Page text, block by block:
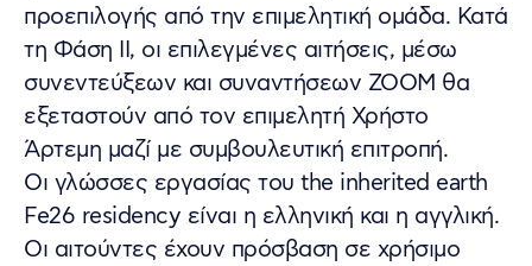
προεπιλογής από την επιμελητική ομάδα. Κατά
τη Φάση ΙΙ, οι επιλεγμένες αιτήσεις, μέσω
συνεντεύξεων και συναντήσεων ZOOM θα
εξεταστούν από τον επιμελητή Χρήστο
Άρτεμη μαζί με συμβουλευτική επιτροπή.
Οι γλώσσες εργασίας του the inherited earth
Fe26 residency είναι η ελληνική και η αγγλική.
Οι αιτούντες έχουν πρόσβαση σε χρήσιμο